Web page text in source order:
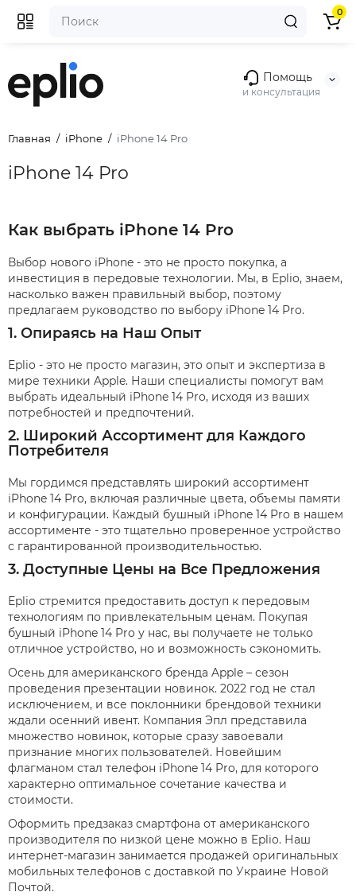
Помощь
и консультация
0
Главная iPhone iPhone 14 Pro
iPhone 14 Pro
Как выбрать iPhone 14 Pro
Выбор нового iPhone - это не просто покупка, а
инвестиция в передовые технологии. Мы, в Eplio, знаем,
насколько важен правильный выбор, поэтому
предлагаем руководство по выбору iPhone 14 Pro.
1. Опираясь на Наш Опыт
Eplio - это не просто магазин, это опыт и экспертиза в
мире техники Apple. Наши специалисты помогут вам
выбрать идеальный iPhone 14 Pro, исходя из ваших
потребностей и предпочтений.
2. Широкий Ассортимент для Каждого
Потребителя
Мы гордимся представлять широкий ассортимент
iPhone 14 Pro, включая различные цвета, объемы памяти
и конфигурации. Каждый бушный iPhone 14 Pro в нашем
ассортименте - это тщательно проверенное устройство
с гарантированной производительностью.
3. Доступные Цены на Все Предложения
Eplio стремится предоставить доступ к передовым
технологиям по привлекательным ценам. Покупая
бушный iPhone 14 Pro у нас, вы получаете не только
отличное устройство, но и возможность сэкономить.
Осень для американского бренда Apple – сезон
проведения презентации новинок. 2022 год не стал
исключением, и все поклонники брендовой техники
ждали осенний ивент. Компания Эпл представила
множество новинок, которые сразу завоевали
признание многих пользователей. Новейшим
флагманом стал телефон iPhone 14 Pro, для которого
характерно оптимальное сочетание качества и
стоимости.
Оформить предзаказ смартфона от американского
производителя по низкой цене можно в Eplio. Наш
интернет-магазин занимается продажей оригинальных
мобильных телефонов с доставкой по Украине Новой
Почтой.